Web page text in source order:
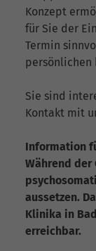
Konzept
für Sie der
Termin
persönlichen
Sie sind
Kontakt mit
Information
Während der
aussetzen.
Klinika in
erreichbar.